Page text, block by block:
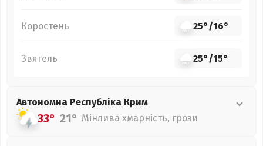
Коростень 25°/16°
Звягель 25°/15°
Автономна Республіка Крим
33° 21° Мінлива хмарність, грози